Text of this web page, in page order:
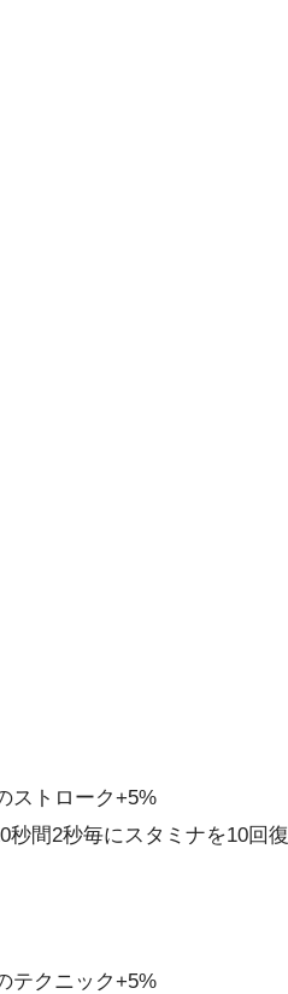
ストローク+5%
間2秒毎にスタミナを10回復
テクニック+5%